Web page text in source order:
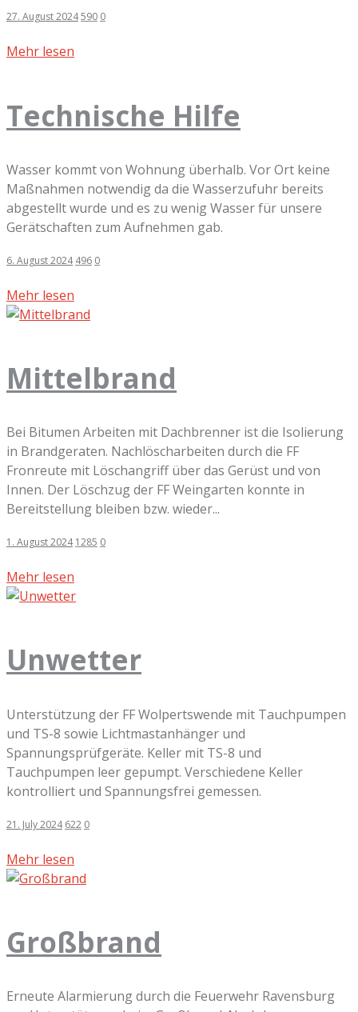
27. August 2024590 0
Mehr lesen
Technische Hilfe
Wasser kommt von Wohnung überhalb. Vor Ort keine
Maßnahmen notwendig da die Wasserzufuhr bereits
abgestellt wurde und es zu wenig Wasser für unsere
Gerätschaften zum Aufnehmen gab.
6. August 2024 496 0
Mehr lesen
Mittelbrand
Bei Bitumen Arbeiten mit Dachbrenner ist die Isolierung
in Brandgeraten. Nachlöscharbeiten durch die FF
Fronreute mit Löschangriff über das Gerüst und von
Innen. Der Löschzug der FF Weingarten konnte in
Bereitstellung bleiben bzw. wieder...
1. August 2024 1285 0
Mehr lesen
Unwetter
Unterstützung der FF Wolpertswende mit Tauchpumpen
und TS-8 sowie Lichtmastanhänger und
Spannungsprüfgeräte. Keller mit TS-8 und
Tauchpumpen leer gepumpt. Verschiedene Keller
kontrolliert und Spannungsfrei gemessen.
21. July 2024 622 0
Mehr lesen
Großbrand
Erneute Alarmierung durch die Feuerwehr Ravensburg